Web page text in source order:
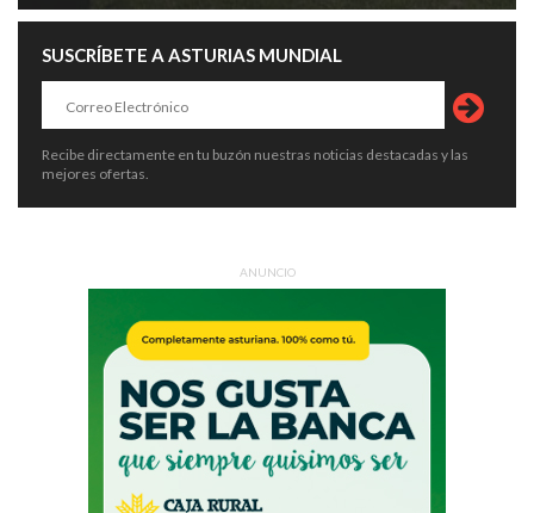
SUSCRÍBETE A ASTURIAS MUNDIAL
Recibe directamente en tu buzón nuestras noticias destacadas y las
mejores ofertas.
ANUNCIO